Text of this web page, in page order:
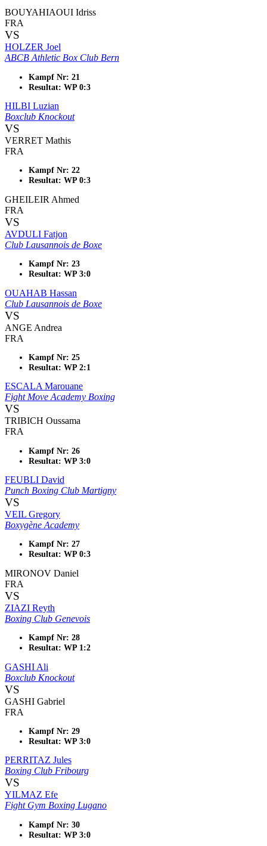
BOUYAHIAOUI Idriss
FRA
VS
HOLZER Joel
ABCB Athletic Box Club Bern
Kampf Nr: 21
Resultat: WP 0:3
HILBI Luzian
Boxclub Knockout
VS
VERRET Mathis
FRA
Kampf Nr: 22
Resultat: WP 0:3
GHEILEIR Ahmed
FRA
VS
AVDULI Fatjon
Club Lausannois de Boxe
Kampf Nr: 23
Resultat: WP 3:0
OUAHAB Hassan
Club Lausannois de Boxe
VS
ANGE Andrea
FRA
Kampf Nr: 25
Resultat: WP 2:1
ESCALA Marouane
Fight Move Academy Boxing
VS
TRIBICH Oussama
FRA
Kampf Nr: 26
Resultat: WP 3:0
FEUBLI David
Punch Boxing Club Martigny
VS
VEIL Gregory
Boxygène Academy
Kampf Nr: 27
Resultat: WP 0:3
MIRONOV Daniel
FRA
VS
ZIAZI Reyth
Boxing Club Genevois
Kampf Nr: 28
Resultat: WP 1:2
GASHI Ali
Boxclub Knockout
VS
GASHI Gabriel
FRA
Kampf Nr: 29
Resultat: WP 3:0
PERRITAZ Jules
Boxing Club Fribourg
VS
YILMAZ Efe
Fight Gym Boxing Lugano
Kampf Nr: 30
Resultat: WP 3:0